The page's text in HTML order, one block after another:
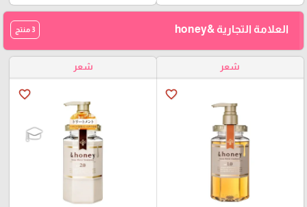
العلامة التجارية &honey 3 منتج
شعر
favorite_border
شعر
favorite_border